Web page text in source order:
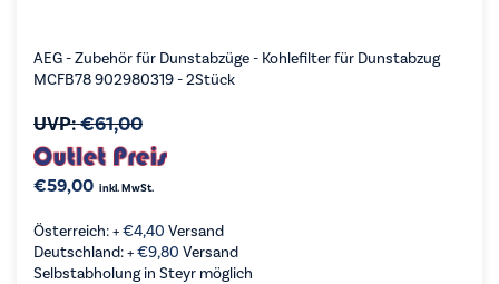
AEG - Zubehör für Dunstabzüge - Kohlefilter für Dunstabzug
MCFB78 902980319 - 2Stück
UVP:€61,00
€59,00 inkl. MwSt.
Österreich: +€4,40 Versand
Deutschland: +€9,80 Versand
Selbstabholung in Steyr möglich